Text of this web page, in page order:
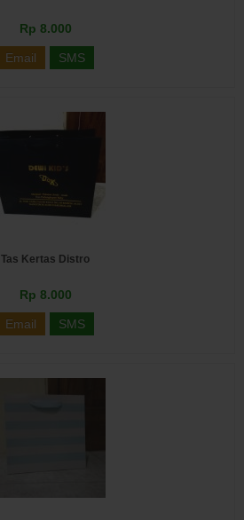
Rp 8.000
Email SMS
Tas Kertas Distro
Rp 8.000
Email SMS